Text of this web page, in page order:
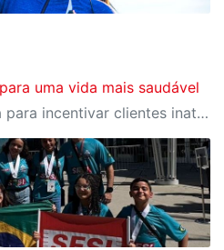
uma vida mais saudável
SESI-SP lança campanha para incentivar clientes inativos a retomarem a prática de atividades físicas, esporte e lazer com benefícios exclusivos